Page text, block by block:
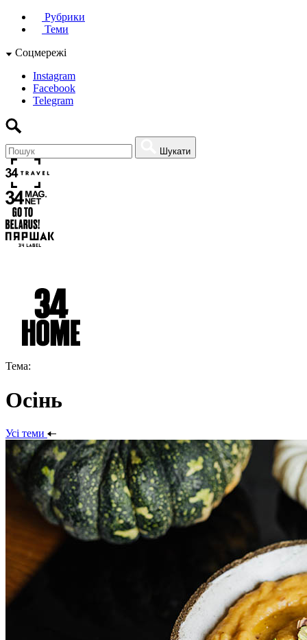
Рубрики
Теми
Соцмережі
Instagram
Facebook
Telegram
Шукати
Тема:
Осінь
Усі теми